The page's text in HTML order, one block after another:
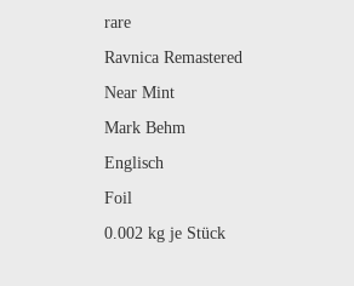
rare
Ravnica Remastered
Near Mint
Mark Behm
Englisch
Foil
0.002kg je Stück